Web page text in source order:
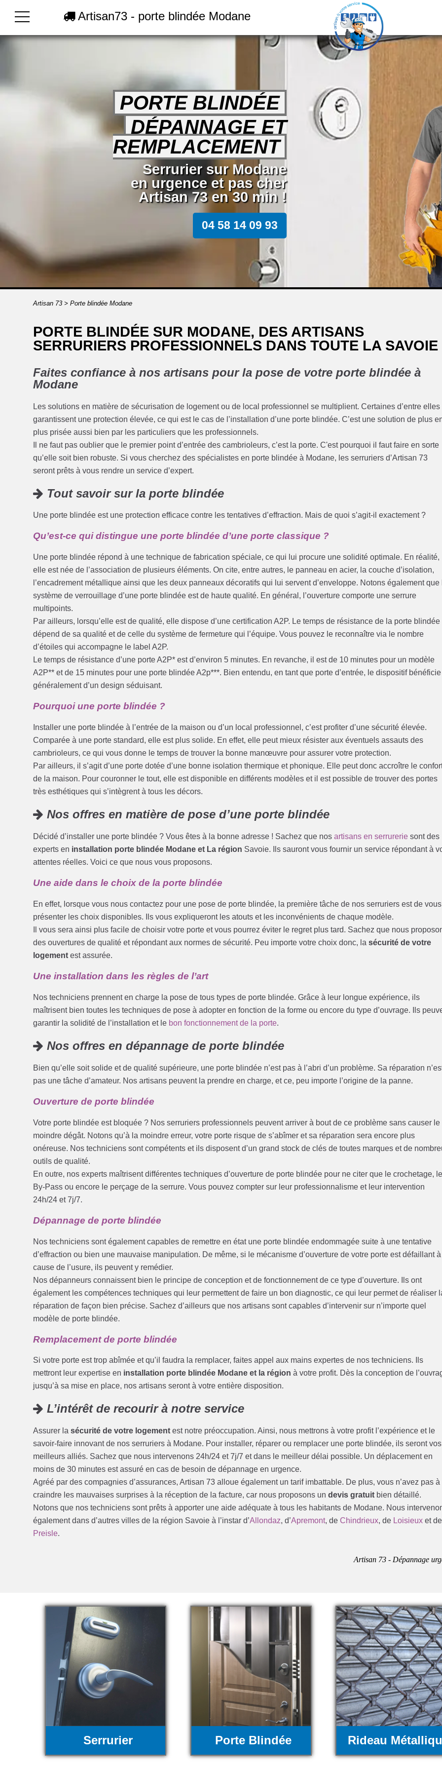
Artisan73 - porte blindée Modane
PORTE BLINDÉE
DÉPANNAGE ET
REMPLACEMENT
Serrurier sur Modane
en urgence et pas cher
Artisan 73 en 30 min !
04 58 14 09 93
Artisan 73> Porte blindée Modane
PORTE BLINDÉE SUR MODANE, DES ARTISANS
SERRURIERS PROFESSIONNELS DANS TOUTE LA SAVOIE
Faites confiance à nos artisans pour la pose de votre porte blindée à
Modane
Les solutions en matière de sécurisation de logement ou de local professionnel se multiplient. Certaines d’entre elles
garantissent une protection élevée, ce qui est le cas de l’installation d’une porte blindée. C’est une solution de plus
plus prisée aussi bien par les particuliers que les professionnels.
Il ne faut pas oublier que le premier point d’entrée des cambrioleurs, c’est la porte. C'est pourquoi il faut faire en sorte
qu’elle soit bien robuste. Si vous cherchez des spécialistes en porte blindée à Modane, les serruriers d’Artisan 73
seront prêts à vous rendre un service d’expert.
Tout savoir sur la porte blindée
Une porte blindée est une protection efficace contre les tentatives d’effraction. Mais de quoi s’agit-il exactement ?
Qu’est-ce qui distingue une porte blindée d’une porte classique ?
Une porte blindée répond à une technique de fabrication spéciale, ce qui lui procure une solidité optimale. En réalité,
elle est née de l’association de plusieurs éléments. On cite, entre autres, le panneau en acier, la couche d’isolation,
l’encadrement métallique ainsi que les deux panneaux décoratifs qui lui servent d’enveloppe. Notons également que
système de verrouillage d’une porte blindée est de haute qualité. En général, l’ouverture comporte une serrure
multipoints.
Par ailleurs, lorsqu’elle est de qualité, elle dispose d’une certification A2P. Le temps de résistance de la porte blindée
dépend de sa qualité et de celle du système de fermeture qui l’équipe. Vous pouvez le reconnaître via le nombre
d’étoiles qui accompagne le label A2P.
Le temps de résistance d’une porte A2P* est d’environ 5 minutes. En revanche, il est de 10 minutes pour un modèle
A2P** et de 15 minutes pour une porte blindée A2p***. Bien entendu, en tant que porte d’entrée, le dispositif bénéficie
généralement d’un design séduisant.
Pourquoi une porte blindée ?
Installer une porte blindée à l’entrée de la maison ou d’un local professionnel, c’est profiter d’une sécurité élevée.
Comparée à une porte standard, elle est plus solide. En effet, elle peut mieux résister aux éventuels assauts des
cambrioleurs, ce qui vous donne le temps de trouver la bonne manœuvre pour assurer votre protection.
Par ailleurs, il s’agit d’une porte dotée d’une bonne isolation thermique et phonique. Elle peut donc accroître le
de la maison. Pour couronner le tout, elle est disponible en différents modèles et il est possible de trouver des portes
très esthétiques qui s’intègrent à tous les décors.
Nos offres en matière de pose d’une porte blindée
Décidé d’installer une porte blindée ? Vous êtes à la bonne adresse ! Sachez que nosartisans en serrurerie sont des
experts en installation porte blindée Modane et La région Savoie. Ils sauront vous fournir un service répondant à
attentes réelles. Voici ce que nous vous proposons.
Une aide dans le choix de la porte blindée
En effet, lorsque vous nous contactez pour une pose de porte blindée, la première tâche de nos serruriers est de vous
présenter les choix disponibles. Ils vous expliqueront les atouts et les inconvénients de chaque modèle.
Il vous sera ainsi plus facile de choisir votre porte et vous pourrez éviter le regret plus tard. Sachez que nous
des ouvertures de qualité et répondant aux normes de sécurité. Peu importe votre choix donc, lasécurité de votre
logement est assurée.
Une installation dans les règles de l’art
Nos techniciens prennent en charge la pose de tous types de porte blindée. Grâce à leur longue expérience, ils
maîtrisent bien toutes les techniques de pose à adopter en fonction de la forme ou encore du type d’ouvrage. Ils
garantir la solidité de l’installation et le bon fonctionnement de la porte.
Nos offres en dépannage de porte blindée
Bien qu’elle soit solide et de qualité supérieure, une porte blindée n’est pas à l’abri d’un problème. Sa réparation
pas une tâche d’amateur. Nos artisans peuvent la prendre en charge, et ce, peu importe l’origine de la panne.
Ouverture de porte blindée
Votre porte blindée est bloquée ? Nos serruriers professionnels peuvent arriver à bout de ce problème sans causer le
moindre dégât. Notons qu’à la moindre erreur, votre porte risque de s’abîmer et sa réparation sera encore plus
onéreuse. Nos techniciens sont compétents et ils disposent d’un grand stock de clés de toutes marques et de
outils de qualité.
En outre, nos experts maîtrisent différentes techniques d’ouverture de porte blindée pour ne citer que le crochetage, le
By-Pass ou encore le perçage de la serrure. Vous pouvez compter sur leur professionnalisme et leur intervention
24h/24 et 7j/7.
Dépannage de porte blindée
Nos techniciens sont également capables de remettre en état une porte blindée endommagée suite à une tentative
d’effraction ou bien une mauvaise manipulation. De même, si le mécanisme d’ouverture de votre porte est défaillant à
cause de l’usure, ils peuvent y remédier.
Nos dépanneurs connaissent bien le principe de conception et de fonctionnement de ce type d’ouverture. Ils ont
également les compétences techniques qui leur permettent de faire un bon diagnostic, ce qui leur permet de réaliser
réparation de façon bien précise. Sachez d’ailleurs que nos artisans sont capables d’intervenir sur n’importe quel
modèle de porte blindée.
Remplacement de porte blindée
Si votre porte est trop abîmée et qu’il faudra la remplacer, faites appel aux mains expertes de nos techniciens. Ils
mettront leur expertise en installation porte blindée Modane et la région à votre profit. Dès la conception de
jusqu’à sa mise en place, nos artisans seront à votre entière disposition.
L’intérêt de recourir à notre service
Assurer lasécurité de votre logement est notre préoccupation. Ainsi, nous mettrons à votre profit l’expérience et le
savoir-faire innovant de nos serruriers à Modane. Pour installer, réparer ou remplacer une porte blindée, ils seront vos
meilleurs alliés. Sachez que nous intervenons 24h/24 et 7j/7 et dans le meilleur délai possible. Un déplacement en
moins de 30 minutes est assuré en cas de besoin de dépannage en urgence.
Agréé par des compagnies d’assurances, Artisan 73 alloue également un tarif imbattable. De plus, vous n’avez pas à
craindre les mauvaises surprises à la réception de la facture, car nous proposons undevis gratuit bien détaillé.
Notons que nos techniciens sont prêts à apporter une aide adéquate à tous les habitants de Modane. Nous
également dans d’autres villes de la région Savoie à l’instar d’Allondaz, d’Apremont, deChindrieux, de Loisieux et de
Preisle.
Artisan 73 - Dépannage
Serrurier Porte Blindée Rideau